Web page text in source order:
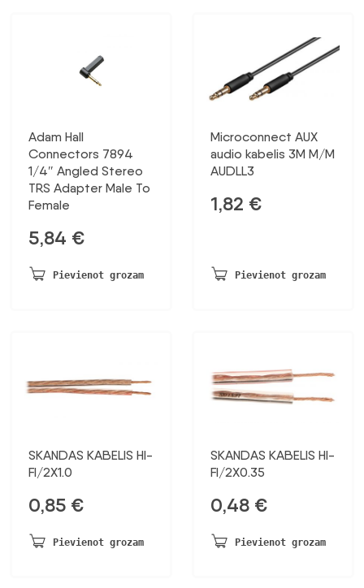
Adam Hall
Connectors 7894
1/4″ Angled Stereo
TRS Adapter Male To
Female
5,84 €
Pievienot grozam
Microconnect AUX
audio kabelis 3M M/M
AUDLL3
1,82 €
Pievienot grozam
SKANDAS KABELIS HI-
FI/2X1.0
0,85 €
Pievienot grozam
SKANDAS KABELIS HI-
FI/2X0.35
0,48 €
Pievienot grozam